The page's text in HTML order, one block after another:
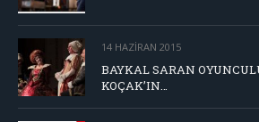
14 HAZIRAN 2015
BAYKAL SARAN
KOÇAK’IN…